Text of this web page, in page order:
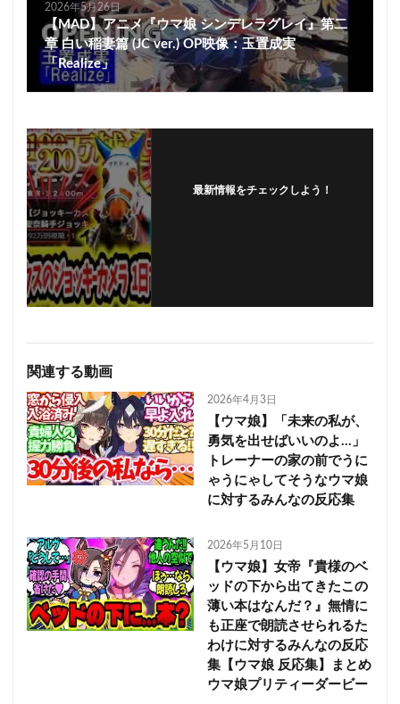
2026年5月26日
【MAD】アニメ『ウマ娘 シンデレラグレイ』第二
章 白い稲妻篇 (JC ver.) OP映像：玉置成実
「Realize」
最新情報をチェックしよう！
関連する動画
2026年4月3日
【ウマ娘】「未来の私が、
勇気を出せばいいのよ…」
トレーナーの家の前でうに
ゃうにゃしてそうなウマ娘
に対するみんなの反応集
2026年5月10日
【ウマ娘】女帝『貴様のベ
ッドの下から出てきたこの
薄い本はなんだ？』無情に
も正座で朗読させられるた
わけに対するみんなの反応
集【ウマ娘 反応集】まとめ
ウマ娘プリティーダービー